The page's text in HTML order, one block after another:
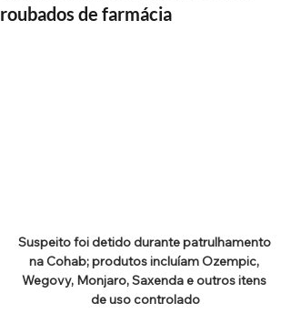
roubados de farmácia
Suspeito foi detido durante patrulhamento
na Cohab; produtos incluíam Ozempic,
Wegovy, Monjaro, Saxenda e outros itens
de uso controlado